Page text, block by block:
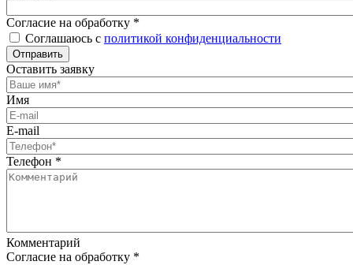
Согласие на обработку *
Соглашаюсь с политикой конфиденциальности
Отправить
Оставить заявку
Имя
E-mail
Телефон *
Комментарий
Согласие на обработку *